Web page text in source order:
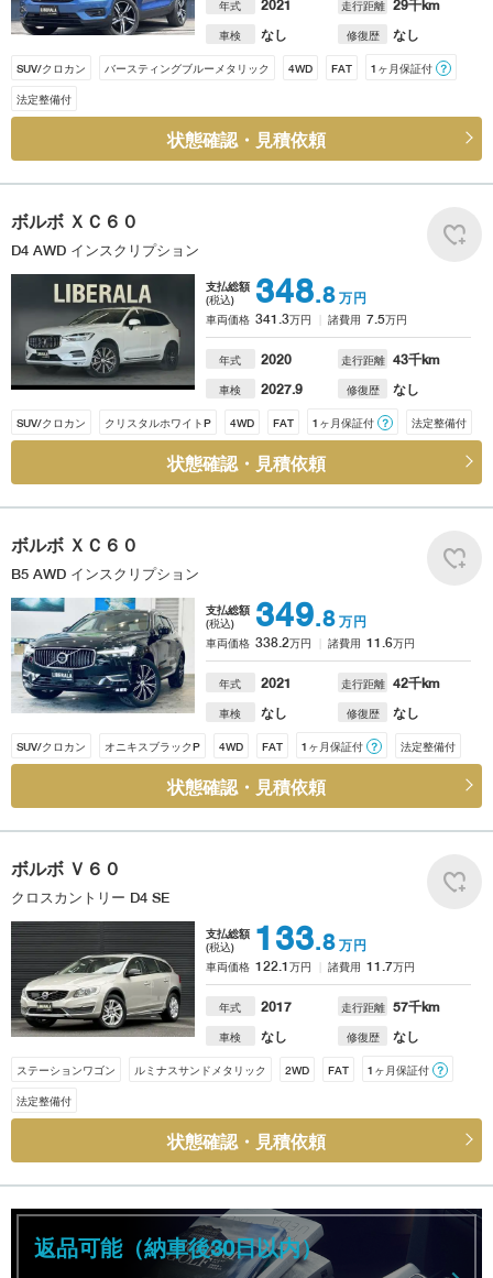
年式 2021 走行距離 29千km
車検 なし 修復歴 なし
SUV/クロカン バースティングブルーメタリック 4WD FAT 1ヶ月保証付 ？
法定整備付
状態確認・見積依頼
ボルボ ＸＣ６０
D4 AWD インスクリプション
支払総額
(税込)
348.8 万円
車両価格 341.3万円 諸費用 7.5万円
年式 2020 走行距離 43千km
車検 2027.9 修復歴 なし
SUV/クロカン クリスタルホワイトP 4WD FAT 1ヶ月保証付 ？ 法定整備付
状態確認・見積依頼
ボルボ ＸＣ６０
B5 AWD インスクリプション
支払総額
(税込)
349.8 万円
車両価格 338.2万円 諸費用 11.6万円
年式 2021 走行距離 42千km
車検 なし 修復歴 なし
SUV/クロカン オニキスブラックP 4WD FAT 1ヶ月保証付 ？ 法定整備付
状態確認・見積依頼
ボルボ Ｖ６０
クロスカントリー D4 SE
支払総額
(税込)
133.8 万円
車両価格 122.1万円 諸費用 11.7万円
年式 2017 走行距離 57千km
車検 なし 修復歴 なし
ステーションワゴン ルミナスサンドメタリック 2WD FAT 1ヶ月保証付 ？
法定整備付
状態確認・見積依頼
返品可能（納車後30日以内）